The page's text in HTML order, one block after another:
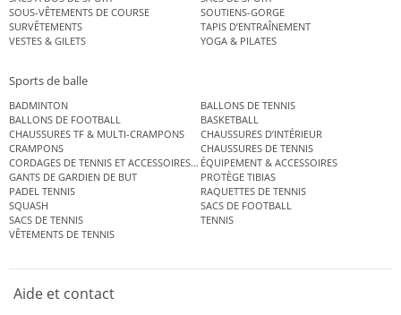
SOUS-VÊTEMENTS DE COURSE
SOUTIENS-GORGE
SURVÊTEMENTS
TAPIS D’ENTRAÎNEMENT
VESTES & GILETS
YOGA & PILATES
Sports de balle
BADMINTON
BALLONS DE TENNIS
BALLONS DE FOOTBALL
BASKETBALL
CHAUSSURES TF & MULTI-CRAMPONS
CHAUSSURES D’INTÉRIEUR
CRAMPONS
CHAUSSURES DE TENNIS
CORDAGES DE TENNIS ET ACCESSOIRES DE TENNISÉQUIPEMENT & ACCESSOIRES
GANTS DE GARDIEN DE BUT
PROTÈGE TIBIAS
PADEL TENNIS
RAQUETTES DE TENNIS
SQUASH
SACS DE FOOTBALL
SACS DE TENNIS
TENNIS
VÊTEMENTS DE TENNIS
Aide et contact